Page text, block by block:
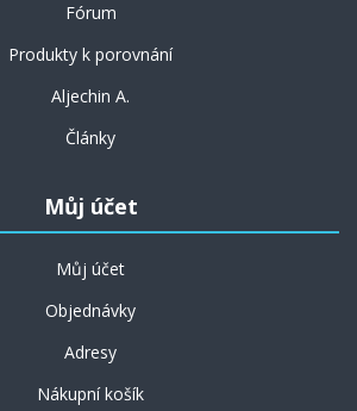
Fórum
Produkty k porovnání
Aljechin A.
Články
Můj účet
Můj účet
Objednávky
Adresy
Nákupní košík